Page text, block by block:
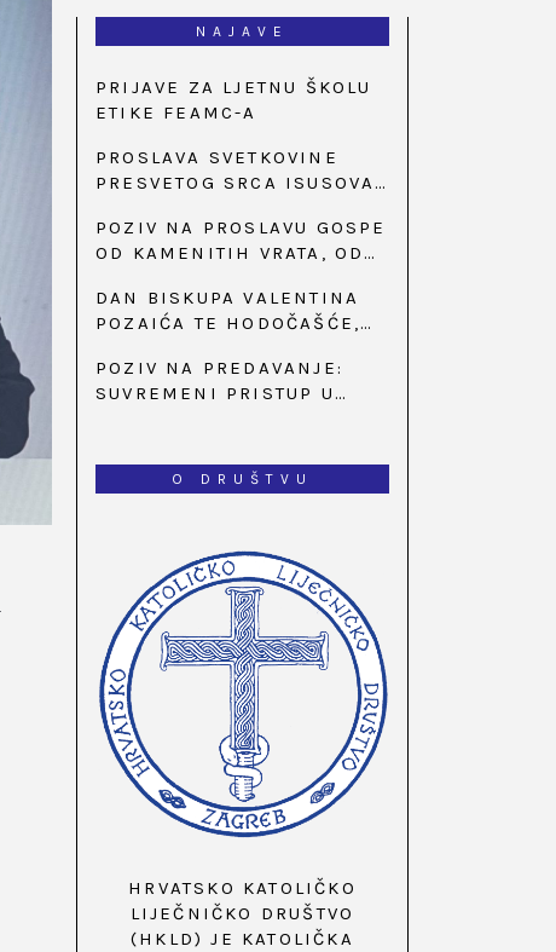
NAJAVE
PRIJAVE ZA LJETNU ŠKOLU
ETIKE FEAMC-A
PROSLAVA SVETKOVINE
PRESVETOG SRCA ISUSOVA
PALMOTIĆEVOJ
POZIV NA PROSLAVU GOSPE
OD KAMENITIH VRATA, OD
DAN BISKUPA VALENTINA
POZAIĆA TE HODOČAŠĆE,
OBLJETNICA OSNIVANJA
HKLD-A, U MARIJI BISTRICI,
POZIV NA PREDAVANJE:
SUVREMENI PRISTUP U
O DRUŠTVU
HRVATSKO KATOLIČKO
LIJEČNIČKO DRUŠTVO
(HKLD) JE KATOLIČKA